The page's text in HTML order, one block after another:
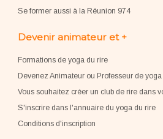
Se former aussi à la Réunion 974
Devenir animateur et +
Formations de yoga du rire
Devenez Animateur ou Professeur de
Vous souhaitez créer un club de rire dans
S'inscrire dans l'annuaire du yoga du rire
Conditions d'inscription